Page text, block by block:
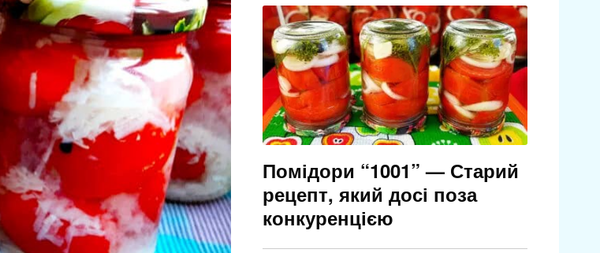
Помідори “1001” — Старий
рецепт, який досі поза
конкуренцією